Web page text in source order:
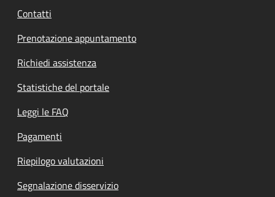
Contatti
Prenotazione appuntamento
Richiedi assistenza
Statistiche del portale
Leggi le FAQ
Pagamenti
Riepilogo valutazioni
Segnalazione disservizio